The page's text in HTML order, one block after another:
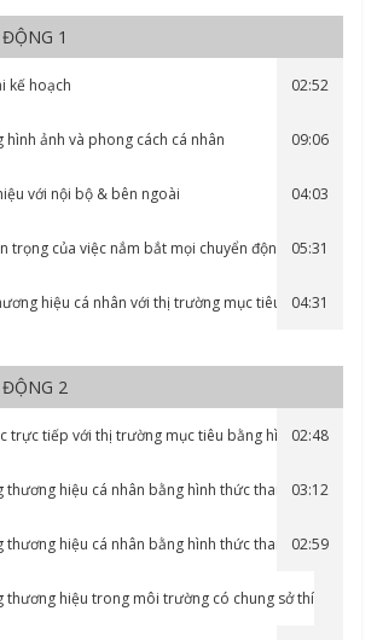
1
kế hoạch 02:52
hình ảnh và phong cách cá nhân 09:06
với nội bộ & bên ngoài 04:03
trọng của việc nắm bắt mọi chuyển động của
05:31
hiệu cá nhân với thị trường mục tiêu 04:31
2
trực tiếp với thị trường mục tiêu bằng hình thức
02:48
thương hiệu cá nhân bằng hình thức tham gia
03:12
thương hiệu cá nhân bằng hình thức tham gia
02:59
thương hiệu trong môi trường có chung sở thích